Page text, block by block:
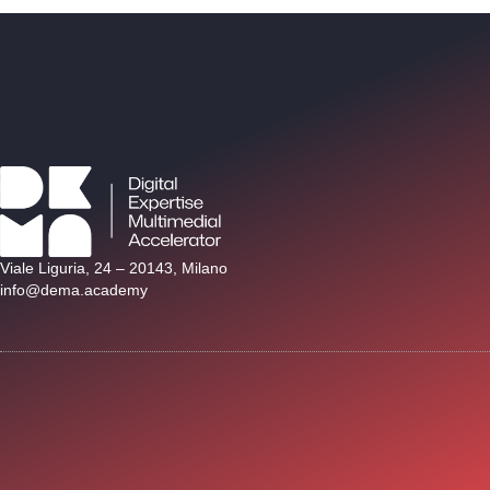
Viale Liguria, 24 – 20143, Milano
info@dema.academy